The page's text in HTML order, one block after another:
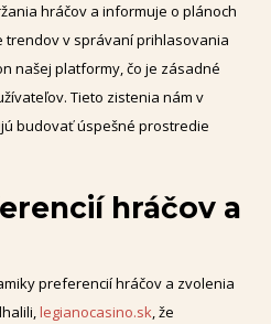
hráčov a informuje o plánoch
trendov v správaní prihlasovania
našej platformy, čo je zásadné
Tieto zistenia nám v
budovať úspešné prostredie
hráčov a
preferencií hráčov a zvolenia
legianocasino.sk, že